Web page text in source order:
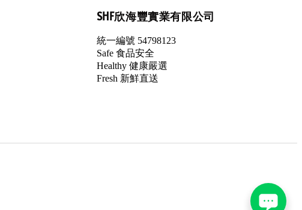
SHF欣海豐實業有限公司
統一編號 54798123
Safe 食品安全
Healthy 健康嚴選
Fresh 新鮮直送